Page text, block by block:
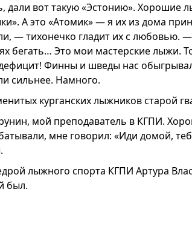
дали вот такую «Эстонию». Хорошие
А это «Атомик» — я их из дома
— тихонечко гладит их с любовью.
бегать… Это мои мастерские лыжи.
Финны и шведы нас
сильнее. Намного.
курганских лыжников старой
мой преподаватель в КГПИ.
мне говорил: «Иди домой,
лыжного спорта КГПИ Артура
был.